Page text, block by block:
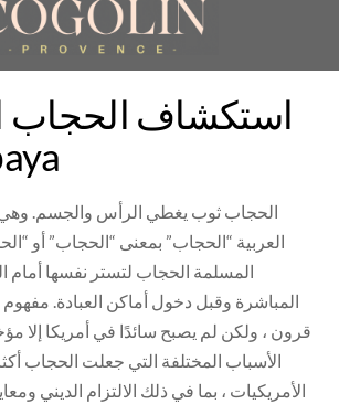
استكشاف الحجاب
الحجاب ثوب يغطي الرأس والجسم.
العربية “الحجاب” بمعنى “الحجاب” أو
المسلمة الحجاب لتستر نفسها أمام
المباشرة وقبل دخول أماكن العبادة.
قرون ، ولكن لم يصبح سائدًا في أمريكا إلا
الأسباب المختلفة التي جعلت الحجاب
الأمريكيات ، بما في ذلك الالتزام الديني